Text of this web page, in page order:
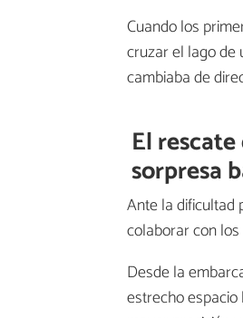
Cuando los
cruzar el lago de
cambiaba de
El
sorpresa
Ante la dificultad
colaborar con
Desde la
estrecho